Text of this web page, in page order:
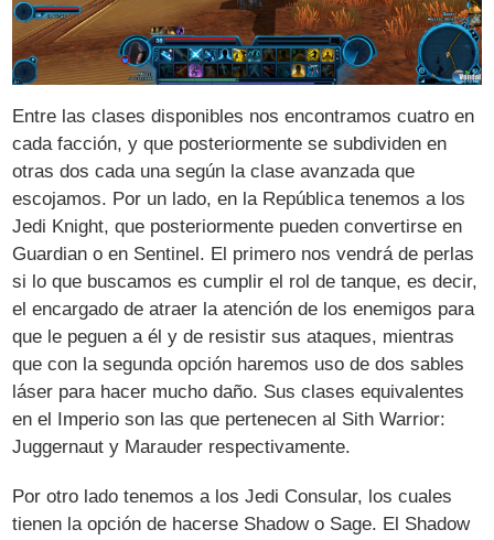
Entre las clases disponibles nos encontramos cuatro en
cada facción, y que posteriormente se subdividen en
otras dos cada una según la clase avanzada que
escojamos. Por un lado, en la República tenemos a los
Jedi Knight, que posteriormente pueden convertirse en
Guardian o en Sentinel. El primero nos vendrá de perlas
si lo que buscamos es cumplir el rol de tanque, es decir,
el encargado de atraer la atención de los enemigos para
que le peguen a él y de resistir sus ataques, mientras
que con la segunda opción haremos uso de dos sables
láser para hacer mucho daño. Sus clases equivalentes
en el Imperio son las que pertenecen al Sith Warrior:
Juggernaut y Marauder respectivamente.
Por otro lado tenemos a los Jedi Consular, los cuales
tienen la opción de hacerse Shadow o Sage. El Shadow